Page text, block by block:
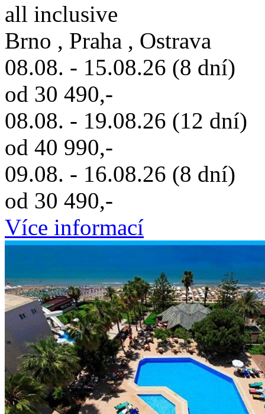
all inclusive
Brno , Praha , Ostrava
08.08. - 15.08.26 (8 dní)
od 30 490,-
08.08. - 19.08.26 (12 dní)
od 40 990,-
09.08. - 16.08.26 (8 dní)
od 30 490,-
Více informací